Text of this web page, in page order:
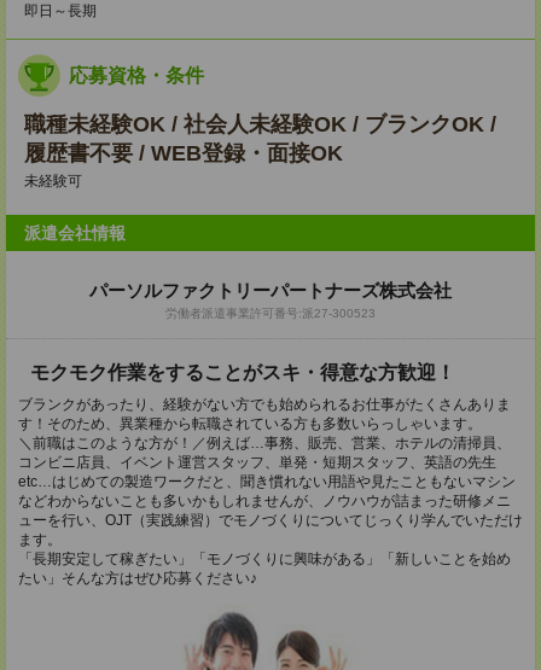
即日～長期
応募資格・条件
職種未経験OK / 社会人未経験OK / ブランクOK /
履歴書不要 / WEB登録・面接OK
未経験可
派遣会社情報
パーソルファクトリーパートナーズ株式会社
労働者派遣事業許可番号:派27-300523
モクモク作業をすることがスキ・得意な方歓迎！
ブランクがあったり、経験がない方でも始められるお仕事がたくさんありま
す！そのため、異業種から転職されている方も多数いらっしゃいます。
＼前職はこのような方が！／例えば…事務、販売、営業、ホテルの清掃員、
コンビニ店員、イベント運営スタッフ、単発・短期スタッフ、英語の先生
etc…はじめての製造ワークだと、聞き慣れない用語や見たこともないマシン
などわからないことも多いかもしれませんが、ノウハウが詰まった研修メニ
ューを行い、OJT（実践練習）でモノづくりについてじっくり学んでいただけ
ます。
「長期安定して稼ぎたい」「モノづくりに興味がある」「新しいことを始め
たい」そんな方はぜひ応募ください♪